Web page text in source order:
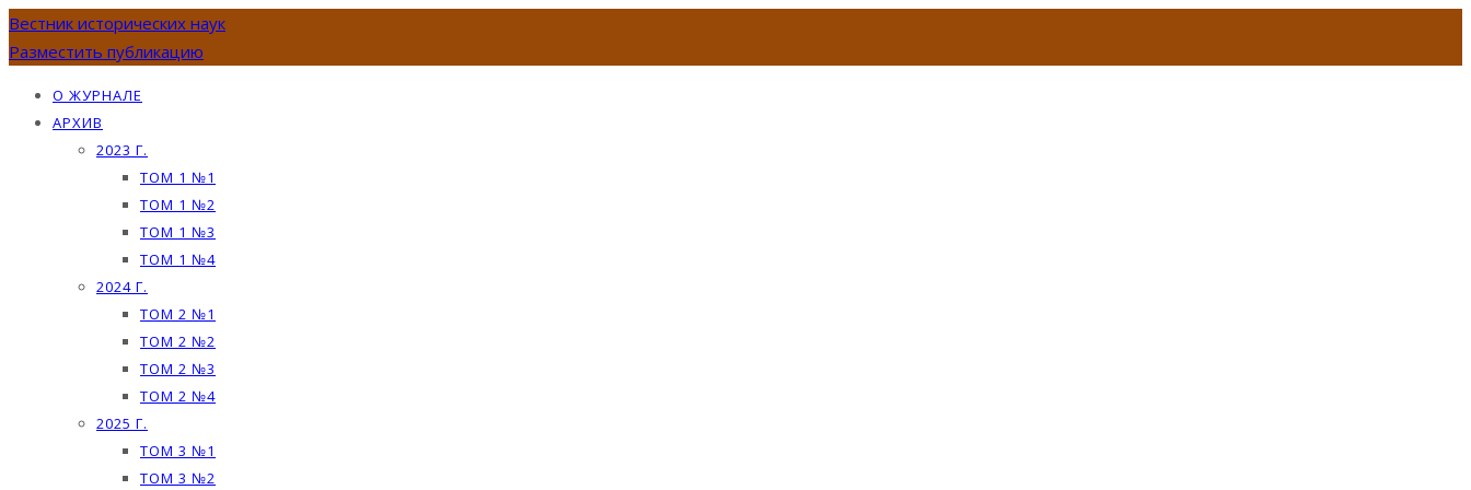
Вестник исторических наук
Разместить публикацию
О ЖУРНАЛЕ
АРХИВ
2023 Г.
ТОМ 1 №1
ТОМ 1 №2
ТОМ 1 №3
ТОМ 1 №4
2024 Г.
ТОМ 2 №1
ТОМ 2 №2
ТОМ 2 №3
ТОМ 2 №4
2025 Г.
ТОМ 3 №1
ТОМ 3 №2